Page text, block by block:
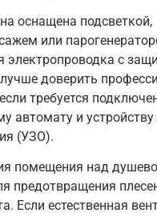
оснащена подсветкой,
или
электропроводка с
доверить
требуется
автомату и
(УЗО).
помещения над
предотвращения
Если естественная